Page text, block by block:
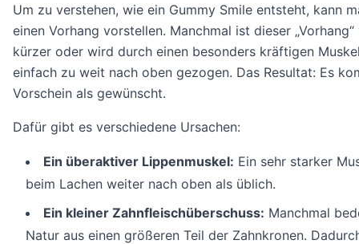
Um zu verstehen, wie ein Gummy Smile entsteht, kann
einen Vorhang vorstellen. Manchmal ist dieser
kürzer oder wird durch einen besonders kräftigen
einfach zu weit nach oben gezogen. Das Resultat: Es
Vorschein als gewünscht.
Dafür gibt es verschiedene Ursachen:
Ein überaktiver Lippenmuskel: Ein sehr starker
beim Lachen weiter nach oben als üblich.
Ein kleiner Zahnfleischüberschuss: Manchmal
Natur aus einen größeren Teil der Zahnkronen.